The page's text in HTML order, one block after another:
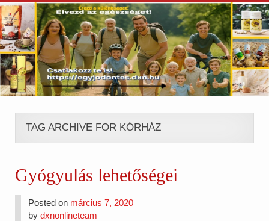
TAG ARCHIVE FOR KÓRHÁZ
Gyógyulás lehetőségei
Posted on március 7, 2020
bydxnonlineteam